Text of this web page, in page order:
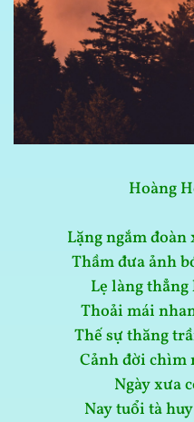
Hoàng
Lặng ngắm
Thầm đưa ảnh
Lẹ làng
Thoải mái
Thế sự thăng
Cảnh đời chìm
Ngày xưa
Nay tuổi tà